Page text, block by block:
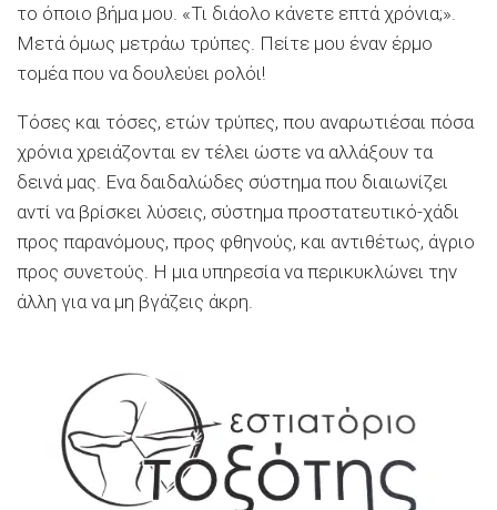
το όποιο βήμα μου. «Τι διάολο κάνετε επτά χρόνια;».
Μετά όμως μετράω τρύπες. Πείτε μου έναν έρμο
τομέα που να δουλεύει ρολόι!
Τόσες και τόσες, ετών τρύπες, που αναρωτιέσαι πόσα
χρόνια χρειάζονται εν τέλει ώστε να αλλάξουν τα
δεινά μας. Ενα δαιδαλώδες σύστημα που διαιωνίζει
αντί να βρίσκει λύσεις, σύστημα προστατευτικό-χάδι
προς παρανόμους, προς φθηνούς, και αντιθέτως, άγριο
προς συνετούς. Η μια υπηρεσία να περικυκλώνει την
άλλη για να μη βγάζεις άκρη.